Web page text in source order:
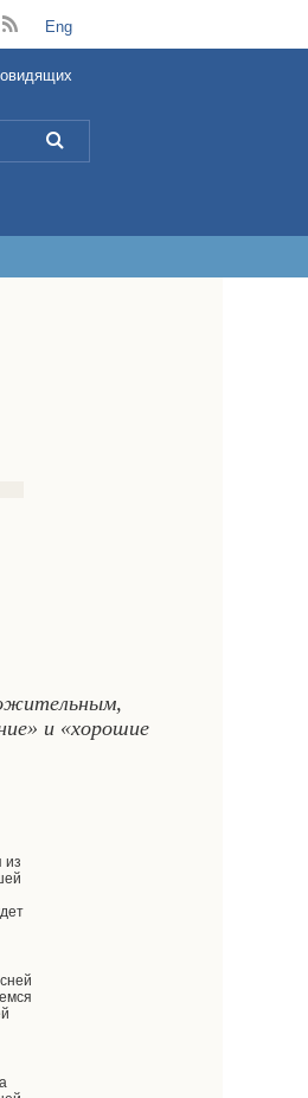
B Eng
L
и «хорошие
из